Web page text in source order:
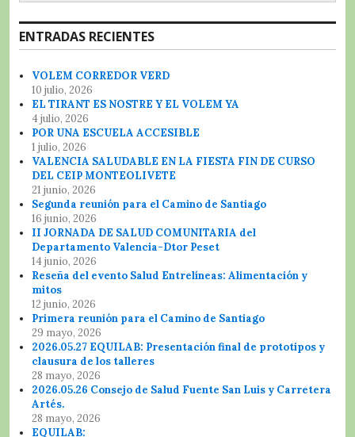
ENTRADAS RECIENTES
VOLEM CORREDOR VERD
10 julio, 2026
EL TIRANT ES NOSTRE Y EL VOLEM YA
4 julio, 2026
POR UNA ESCUELA ACCESIBLE
1 julio, 2026
VALENCIA SALUDABLE EN LA FIESTA FIN DE CURSO
DEL CEIP MONTEOLIVETE
21 junio, 2026
Segunda reunión para el Camino de Santiago
16 junio, 2026
II JORNADA DE SALUD COMUNITARIA del
Departamento Valencia-Dtor Peset
14 junio, 2026
Reseña del evento Salud Entrelíneas: Alimentación y
mitos
12 junio, 2026
Primera reunión para el Camino de Santiago
29 mayo, 2026
2026.05.27 EQUILAB: Presentación final de prototipos y
clausura de los talleres
28 mayo, 2026
2026.05.26 Consejo de Salud Fuente San Luis y Carretera
Artés.
28 mayo, 2026
EQUILAB: